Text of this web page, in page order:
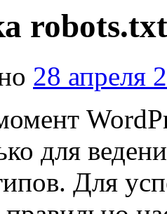
28 апреля
для
Для